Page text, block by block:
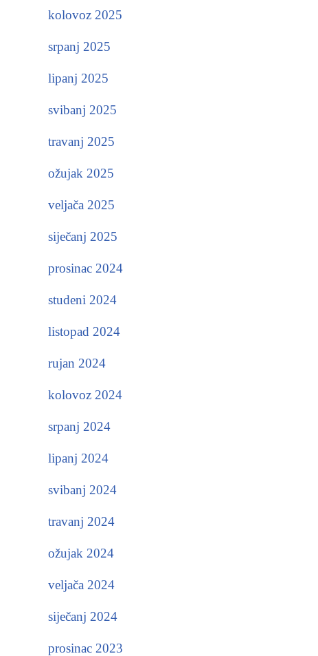
kolovoz 2025
srpanj 2025
lipanj 2025
svibanj 2025
travanj 2025
ožujak 2025
veljača 2025
siječanj 2025
prosinac 2024
studeni 2024
listopad 2024
rujan 2024
kolovoz 2024
srpanj 2024
lipanj 2024
svibanj 2024
travanj 2024
ožujak 2024
veljača 2024
siječanj 2024
prosinac 2023